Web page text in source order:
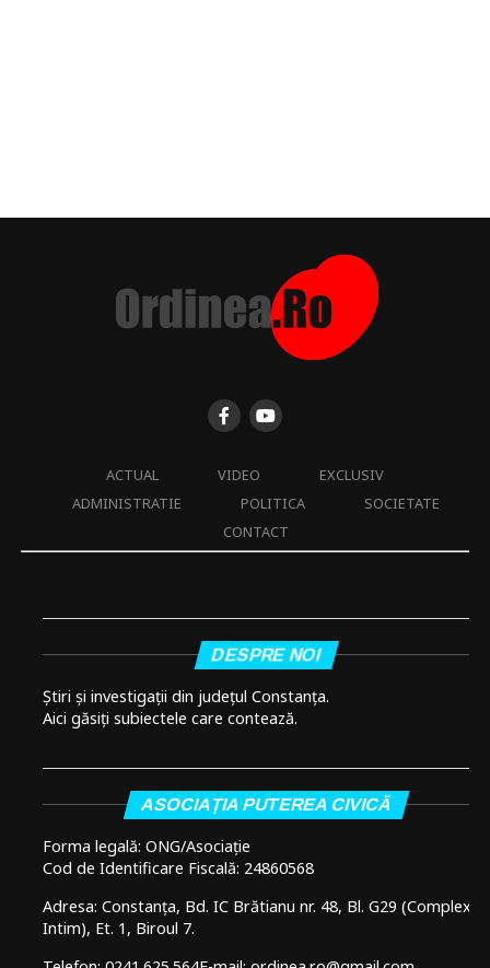
ACTUAL VIDEO
EXCLUSIV
ADMINISTRATIE
POLITICA
SOCIETATE
CONTACT
DESPRE NOI
Știri și investigații din județul Constanța.
Aici găsiți subiectele care contează.
ASOCIAȚIA PUTEREA CIVICĂ
Forma legală: ONG/Asociație
Cod de Identificare Fiscală: 24860568
Adresa: Constanța, Bd. IC Brătianu nr. 48, Bl. G29 (Complex
Intim), Et. 1, Biroul 7.